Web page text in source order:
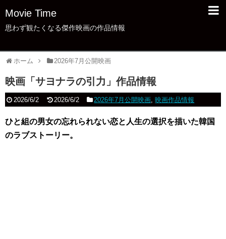
Movie Time
思わず観たくなる傑作映画の作品情報
ホーム 2026年7月公開映画
映画「サヨナラの引力」作品情報
2026/6/2 2026/6/2 2026年7月公開映画,映画作品情報
ひと組の男女の忘れられない恋と人生の選択を描いた韓国
のラブストーリー。